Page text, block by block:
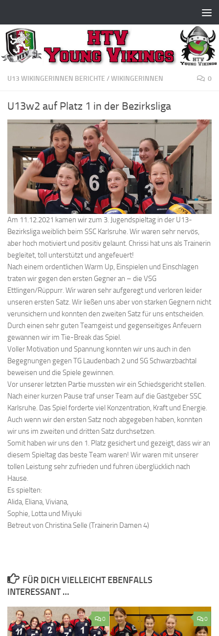
U13 WIKINGERINNEN BERICHTE /WIKINGERINNEN 0
U13w2 auf Platz 1 in der Bezirksliga
Am 11.12.2021 kamen wir zum 3. Jugendspieltag in der U13-
Bezirksliga weiblich beim SSC Karlsruhe. Wir waren sehr nervös,
aber hoch motiviert und positiv gelaunt. Chrissi hat uns als Trainerin
begleitet, toll unterstützt und angefeuert!
Nach einem ordentlichen Warm Up, Einspielen und Einschlagen
traten wir gegen den ersten Gegner an – die VSG
Ettlingen/Rüppurr. Wir waren sehr aufgeregt und verloren leider
unseren ersten Satz. Wir ließen uns aber von starken Gegnern nicht
verunsichern und konnten den zweiten Satz für uns entscheiden.
Durch einen sehr guten Teamgeist und gegenseitiges Anfeuern
gewannen wir im Tie-Break das Spiel.
Voller Motivation und Spannung konnten wir uns auch in den
Begegnungen gegen TG Laudenbach 2 und SG Schwarzbachtal
beweisen und die Spiele gewinnen.
Vor unserer letzten Partie mussten wir ein Schiedsgericht stellen.
Nach einer kurzen Pause traf unser Team auf die Gastgeber SSC
Karlsruhe. Das Spiel forderte viel Konzentration, Kraft und Energie.
Auch wenn wir den ersten Satz noch abgegeben haben, konnten
wir uns im zweiten und dritten Satz durchsetzen.
Somit haben wir uns den 1. Platz gesichert und gezeigt, dass wir an
diesem Spieltag das beste Team waren! Wir waren mit unserer
tollen Leistung sehr zufrieden und fuhren überglücklich nach
Hause.
Es spielten:
Alida, Eliana, Viviana,
Sophie, Lotta und Miyuki
Betreut von Christina Selle (Trainerin Damen 4)
FÜR DICH VIELLEICHT EBENFALLS
INTERESSANT …
0 0